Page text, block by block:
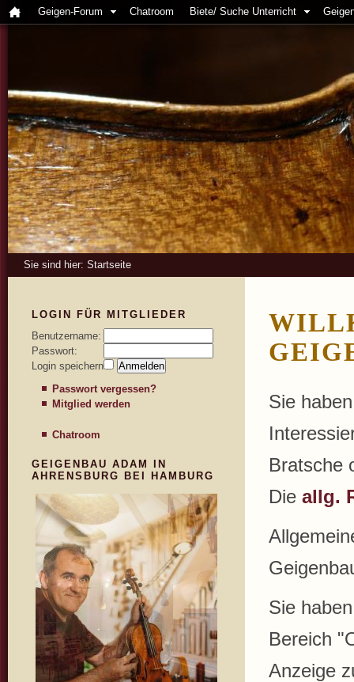
Geigen-Forum Chatroom Biete/ Suche Unterricht
Sie sind hier: Startseite
Sie
Bratsche
Die allg.
Sie
Bereich
Anzeige
LOGIN FÜR MITGLIEDER
Benutzername:
Passwort:
Login speichern
Passwort vergessen?
Mitglied werden
Chatroom
GEIGENBAU ADAM IN
AHRENSBURG BEI HAMBURG